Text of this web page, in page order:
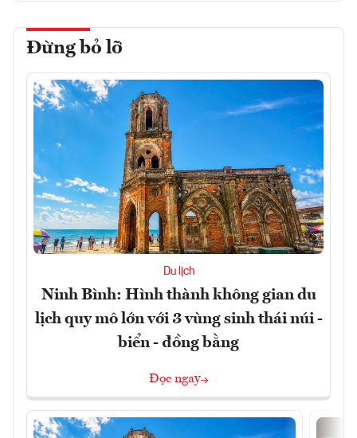
Đừng bỏ lỡ
Du lịch
Ninh Bình: Hình thành không gian du
lịch quy mô lớn với 3 vùng sinh thái núi -
biển - đồng bằng
Đọc ngay